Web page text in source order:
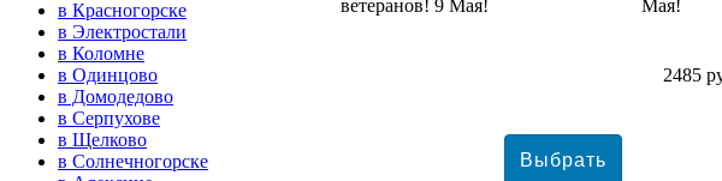
ветеранов! 9 Мая!
2485
Мая!
в Красногорске
в Электростали
в Коломне
в Одинцово
в Домодедово
в Серпухове
в Щелково
в Солнечногорске